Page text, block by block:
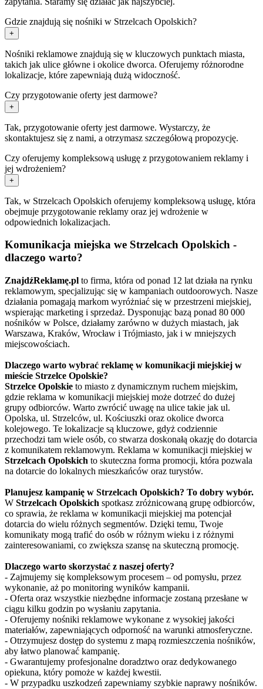
Gdzie znajdują się nośniki w Strzelcach Opolskich?
+
Nośniki reklamowe znajdują się w kluczowych punktach miasta,
takich jak ulice główne i okolice dworca. Oferujemy różnorodne
lokalizacje, które zapewniają dużą widoczność.
Czy przygotowanie oferty jest darmowe?
+
Tak, przygotowanie oferty jest darmowe. Wystarczy, że
skontaktujesz się z nami, a otrzymasz szczegółową propozycję.
Czy oferujemy kompleksową usługę z przygotowaniem reklamy i
jej wdrożeniem?
+
Tak, w Strzelcach Opolskich oferujemy kompleksową usługę, która
obejmuje przygotowanie reklamy oraz jej wdrożenie w
odpowiednich lokalizacjach.
Komunikacja miejska we Strzelcach Opolskich -
dlaczego warto?
ZnajdźReklamę.pl to firma, która od ponad 12 lat działa na rynku
reklamowym, specjalizując się w kampaniach outdoorowych. Nasze
działania pomagają markom wyróżniać się w przestrzeni miejskiej,
wspierając marketing i sprzedaż. Dysponując bazą ponad 80 000
nośników w Polsce, działamy zarówno w dużych miastach, jak
Warszawa, Kraków, Wrocław i Trójmiasto, jak i w mniejszych
miejscowościach.
Dlaczego warto wybrać reklamę w komunikacji miejskiej w
mieście Strzelce Opolskie?
Strzelce Opolskie to miasto z dynamicznym ruchem miejskim,
gdzie reklama w komunikacji miejskiej może dotrzeć do dużej
grupy odbiorców. Warto zwrócić uwagę na ulice takie jak ul.
Opolska, ul. Strzelców, ul. Kościuszki oraz okolice dworca
kolejowego. Te lokalizacje są kluczowe, gdyż codziennie
przechodzi tam wiele osób, co stwarza doskonałą okazję do dotarcia
z komunikatem reklamowym. Reklama w komunikacji miejskiej w
Strzelcach Opolskich to skuteczna forma promocji, która pozwala
na dotarcie do lokalnych mieszkańców oraz turystów.
Planujesz kampanię w Strzelcach Opolskich? To dobry wybór.
W Strzelcach Opolskich spotkasz zróżnicowaną grupę odbiorców,
co sprawia, że reklama w komunikacji miejskiej ma potencjał
dotarcia do wielu różnych segmentów. Dzięki temu, Twoje
komunikaty mogą trafić do osób w różnym wieku i z różnymi
zainteresowaniami, co zwiększa szansę na skuteczną promocję.
Dlaczego warto skorzystać z naszej oferty?
- Zajmujemy się kompleksowym procesem – od pomysłu, przez
wykonanie, aż po monitoring wyników kampanii.
- Oferta oraz wszystkie niezbędne informacje zostaną przesłane w
ciągu kilku godzin po wysłaniu zapytania.
- Oferujemy nośniki reklamowe wykonane z wysokiej jakości
materiałów, zapewniających odporność na warunki atmosferyczne.
- Otrzymujesz dostęp do systemu z mapą rozmieszczenia nośników,
aby łatwo planować kampanię.
- Gwarantujemy profesjonalne doradztwo oraz dedykowanego
opiekuna, który pomoże w każdej kwestii.
- W przypadku uszkodzeń zapewniamy szybkie naprawy nośników.